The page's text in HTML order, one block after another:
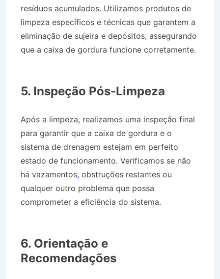
resíduos acumulados. Utilizamos produtos de
limpeza específicos e técnicas que garantem a
eliminação de sujeira e depósitos, assegurando
que a caixa de gordura funcione corretamente.
5. Inspeção Pós-Limpeza
Após a limpeza, realizamos uma inspeção final
para garantir que a caixa de gordura e o
sistema de drenagem estejam em perfeito
estado de funcionamento. Verificamos se não
há vazamentos, obstruções restantes ou
qualquer outro problema que possa
comprometer a eficiência do sistema.
6. Orientação e
Recomendações